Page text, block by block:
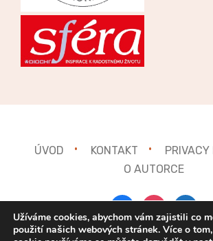
ÚVOD KONTAKT
PRIVACY
O AUTORCE
facebookinstagram
mail
Užíváme cookies, abychom vám zajistili co
použití našich webových stránek. Více o